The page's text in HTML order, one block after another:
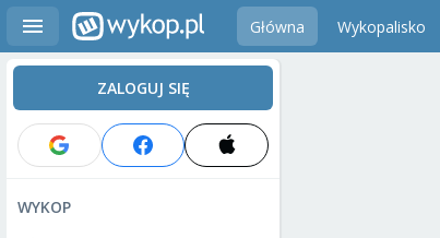
Główna Wykopalisko
ZALOGUJ SIĘ
WYKOP